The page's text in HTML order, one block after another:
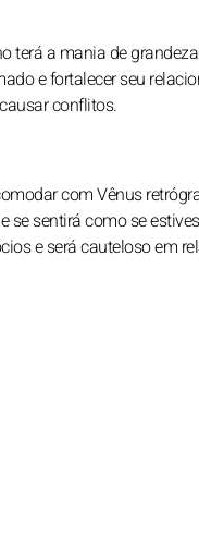
terá a mania de
e fortalecer seu
conflitos.
com Vênus
se sentirá como se
e será cauteloso em